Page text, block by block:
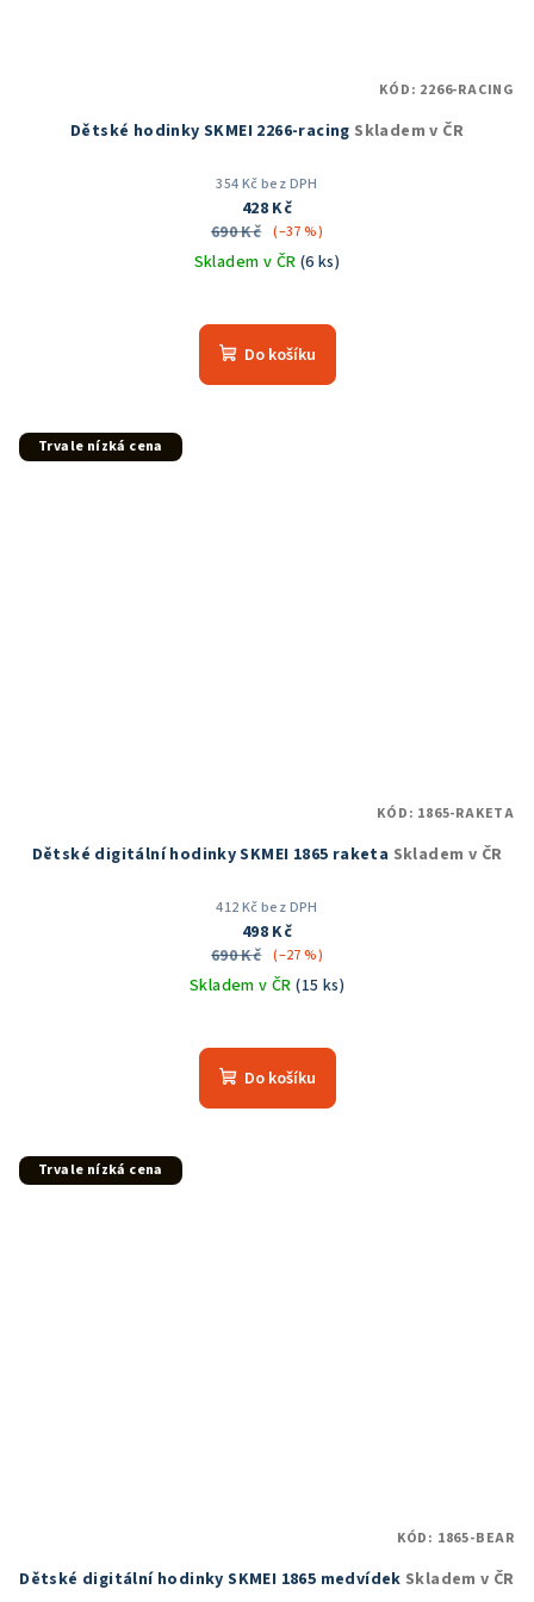
Dětské hodinky SKMEI 2266-racing Skladem v ČR
354 Kč bez DPH
428 Kč
690 Kč (–37 %)
Skladem v ČR (6 ks)
Do košíku
KÓD: 2266-RACING
Trvale nízká cena
Dětské digitální hodinky SKMEI 1865 raketa Skladem v ČR
412 Kč bez DPH
498 Kč
690 Kč (–27 %)
Skladem v ČR(15 ks)
hodnocení
produktu
Do košíku
KÓD: 1865-RAKETA
Trvale nízká cena
Dětské digitální hodinky SKMEI 1865 medvídek Skladem v ČR
KÓD: 1865-BEAR